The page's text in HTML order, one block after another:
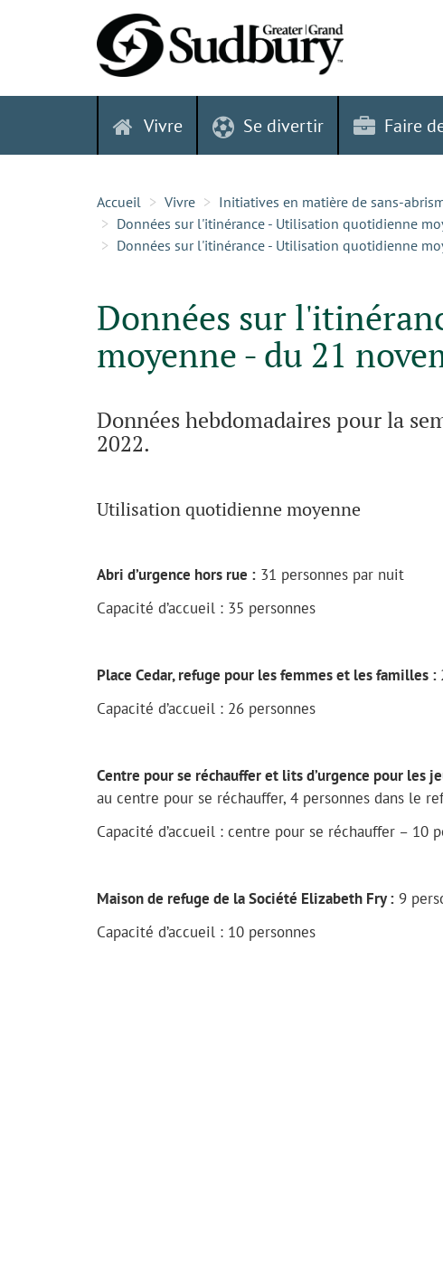
Vivre Se divertir Faire
Accueil Vivre Initiatives en matière de sans-
Données sur l'itinérance - Utilisation quotidienne
Données sur l'itinérance - Utilisation quotidienne
Données sur
moyenne - du 21
Données hebdomadaires pour la
2022.
Utilisation quotidienne moyenne
Abri d’urgence hors rue : 31 personnes par nuit
Capacité d’accueil : 35 personnes
Place Cedar, refuge pour les femmes et les familles :
Capacité d’accueil : 26 personnes
Centre pour se réchauffer et lits d’urgence pour les
au centre pour se réchauffer, 4 personnes dans le
Capacité d’accueil : centre pour se réchauffer – 10
Maison de refuge de la Société Elizabeth Fry : 9
Capacité d’accueil : 10 personnes